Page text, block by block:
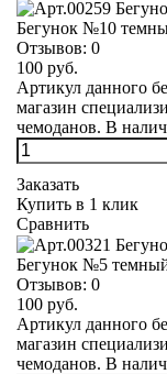
Бегунок №10
Отзывов: 0
100 руб.
Артикул данного
магазин
чемоданов. В
Заказать
Купить в 1 клик
Сравнить
Бегунок №5
Отзывов: 0
100 руб.
Артикул данного
магазин
чемоданов. В